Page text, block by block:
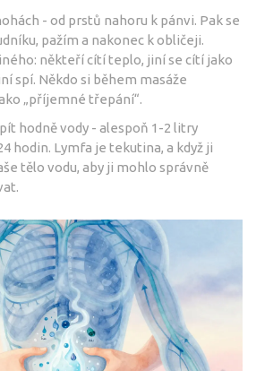
- od prstů nahoru k pánvi. Pak se
pažím a nakonec k obličeji.
někteří cítí teplo, jiní se cítí jako
spí. Někdo si během masáže
„příjemné třepání“.
hodně vody - alespoň 1-2 litry
hodin. Lymfa je tekutina, a když ji
tělo vodu, aby ji mohlo správně